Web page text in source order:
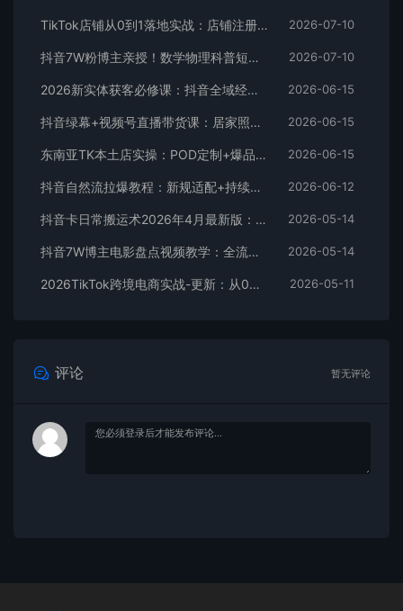
TikTok店铺从0到1落地实战：店铺注册+产品上架+物流回款+内容剪辑，小白也能出单 2026-07-10
抖音7W粉博主亲授！数学物理科普短视频，单日300-500，伙伴计划+收徒+商单全变现 2026-07-10
2026新实体获客必修课：抖音全域经营实操，从认知破局到持续盈利 2026-06-15
抖音绿幕+视频号直播带货课：居家照着稿子念起号，手机电脑双场景搭建全流程 2026-06-15
东南亚TK本土店实操：POD定制+爆品截流+暴力冷启动，0粉也能开橱窗带货 2026-06-15
抖音自然流拉爆教程：新规适配+持续更新，话术+投放+起号一站式实战教学（更新26年5月11） 2026-06-12
抖音卡日常搬运术2026年4月最新版：影视账号爆款涨粉玩法，外面售价5000元核心 2026-05-14
抖音7W博主电影盘点视频教学：全流程剪辑制作+收益开通+商单收徒，零基础快速变现 2026-05-14
2026TikTok跨境电商实战-更新：从0到1跑通注册选品上架，出单发货回款全流程手把手教学 2026-05-11
评论 暂无评论